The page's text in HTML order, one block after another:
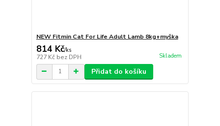
NEW Fitmin Cat For Life Adult Lamb 8kg+myška
814 Kč/ks
727 Kč bez DPH Skladem
Přidat do košíku